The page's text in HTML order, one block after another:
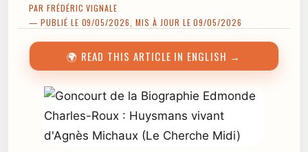
PAR FRÉDÉRIC VIGNALE
— PUBLIÉ LE 09/05/2026, MIS À JOUR LE 09/05/2026
🌍 READ THIS ARTICLE IN ENGLISH →